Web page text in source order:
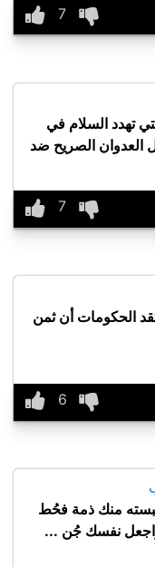
تهدد السلام في
العدوان الصريح ضد
الحكومات أن ثمن
منك ذمة فحُط
واجعل نفسك جُن ...